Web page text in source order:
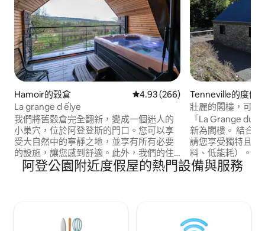
Hamoir的穀倉 從 266 則評價中獲得 4.93 的平均
4.93 (266)
La grange d ếlye
我們將舊穀倉完全翻新，變成一個迷人的
小巢穴，位於阿登登斯的門口。您可以享
受大自然中的寧靜之地，並享有所有必要
的設施，讓您感到舒適。此外，我們的住
宿是完全私人化的。室內露臺上設有按摩
浴缸，並提供多種設備，包括 WiFi。我們
Tenneville的度假
壯麗的閣樓，可欣
觀
「La Grange du
新為閣樓。 結合
請您享受獨特且生
料、低能耗）。 隨心所欲：在木爐旁親密
地放鬆，或者積極
其他方式探索我們的阿登。
阿登公園附近度假屋的熱門設備與服務